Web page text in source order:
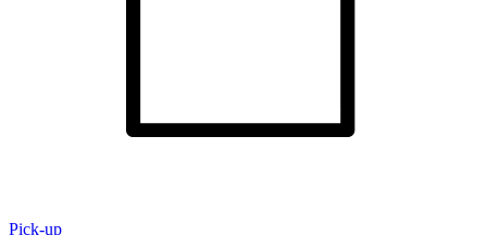
Pick-up